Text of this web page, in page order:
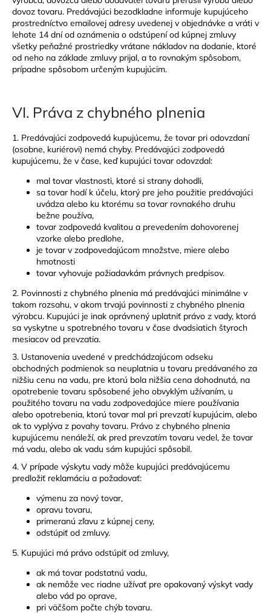
dovoz tovaru. Predávajúci bezodkladne informuje kupujúceho
prostredníctvo emailovej adresy uvedenej v objednávke a vráti v
lehote 14 dní od oznámenia o odstúpení od kúpnej zmluvy
všetky peňažné prostriedky vrátane nákladov na dodanie, ktoré
od neho na základe zmluvy prijal, a to rovnakým spôsobom,
prípadne spôsobom určeným kupujúcim.
VI. Práva z chybného plnenia
1. Predávajúci zodpovedá kupujúcemu, že tovar pri odovzdaní
(osobne, kuriérovi) nemá chyby. Predávajúci zodpovedá
kupujúcemu, že v čase, keď kupujúci tovar odovzdal:
mal tovar vlastnosti, ktoré si strany dohodli,
sa tovar hodí k účelu, ktorý pre jeho použitie predávajúci
uvádza alebo ku ktorému sa tovar rovnakého druhu
bežne používa,
tovar zodpovedá kvalitou a prevedením dohovorenej
vzorke alebo predlohe,
je tovar v zodpovedajúcom množstve, miere alebo
hmotnosti
tovar vyhovuje požiadavkám právnych predpisov.
2. Povinnosti z chybného plnenia má predávajúci minimálne v
takom rozsahu, v akom trvajú povinnosti z chybného plnenia
výrobcu. Kupujúci je inak oprávnený uplatniť právo z vady, ktorá
sa vyskytne u spotrebného tovaru v čase dvadsiatich štyroch
mesiacov od prevzatia.
3. Ustanovenia uvedené v predchádzajúcom odseku
obchodných podmienok sa neuplatnia u tovaru predávaného za
nižšiu cenu na vadu, pre ktorú bola nižšia cena dohodnutá, na
opotrebenie tovaru spôsobené jeho obvyklým užívaním, u
použitého tovaru na vadu zodpovedajúce miere používania
alebo opotrebenia, ktorú tovar mal pri prevzatí kupujúcim, alebo
ak to vyplýva z povahy tovaru. Právo z chybného plnenia
kupujúcemu nenáleží, ak pred prevzatím tovaru vedel, že tovar
má vadu, alebo ak vadu sám kupujúci spôsobil.
4. V prípade výskytu vady môže kupujúci predávajúcemu
predložiť reklamáciu a požadovať:
výmenu za nový tovar,
opravu tovaru,
primeranú zľavu z kúpnej ceny,
odstúpiť od zmluvy.
5. Kupujúci má právo odstúpiť od zmluvy,
ak má tovar podstatnú vadu,
ak nemôže vec riadne užívať pre opakovaný výskyt vady
alebo vád po oprave,
pri väčšom počte chýb tovaru.